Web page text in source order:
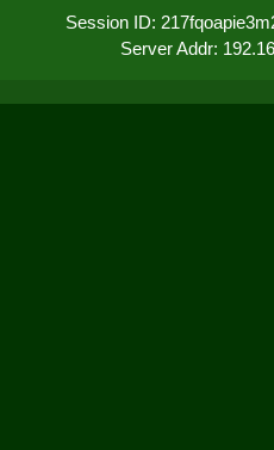
Session ID:
Server Addr: